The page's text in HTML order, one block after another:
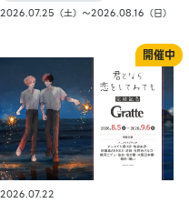
2026.07.25（土）〜2026.08.16（日）
2026.07.22